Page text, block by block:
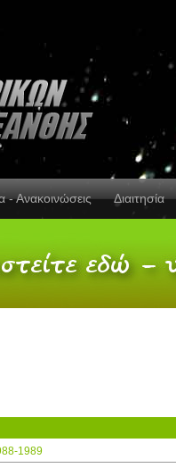
- Ανακοινώσεις Διαιτησία
1989